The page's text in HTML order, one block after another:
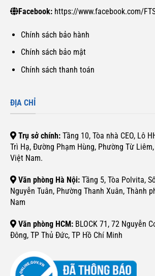
Facebook: https://www.facebook.com/
Chính sách bảo hành
Chính sách bảo mật
Chính sách thanh toán
ĐỊA CHỈ
Trụ sở chính: Tầng 10, Tòa nhà CEO, Lô
Trì Hạ, Đường Phạm Hùng, Phường Từ
Việt Nam.
Văn phòng Hà Nội: Tầng 5, Tòa Polvita,
Nguyễn Tuân, Phường Thanh Xuân, Thành
Nam
Văn phòng HCM: BLOCK 71, 72 Nguyễn
Đông, TP Thủ Đức, TP Hồ Chí Minh